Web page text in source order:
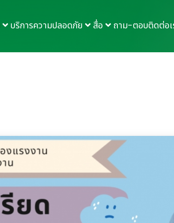
บริการความปลอดภัย สื่อ ถาม-ตอบติดต่อเ